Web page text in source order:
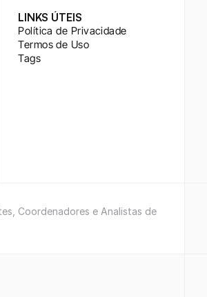
LINKS ÚTEIS
Política de Privacidade
Termos de Uso
Tags
Coordenadores e Analistas de